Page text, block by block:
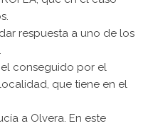
respuesta a uno de los
conseguido por el
que tiene en el
a Olvera. En este